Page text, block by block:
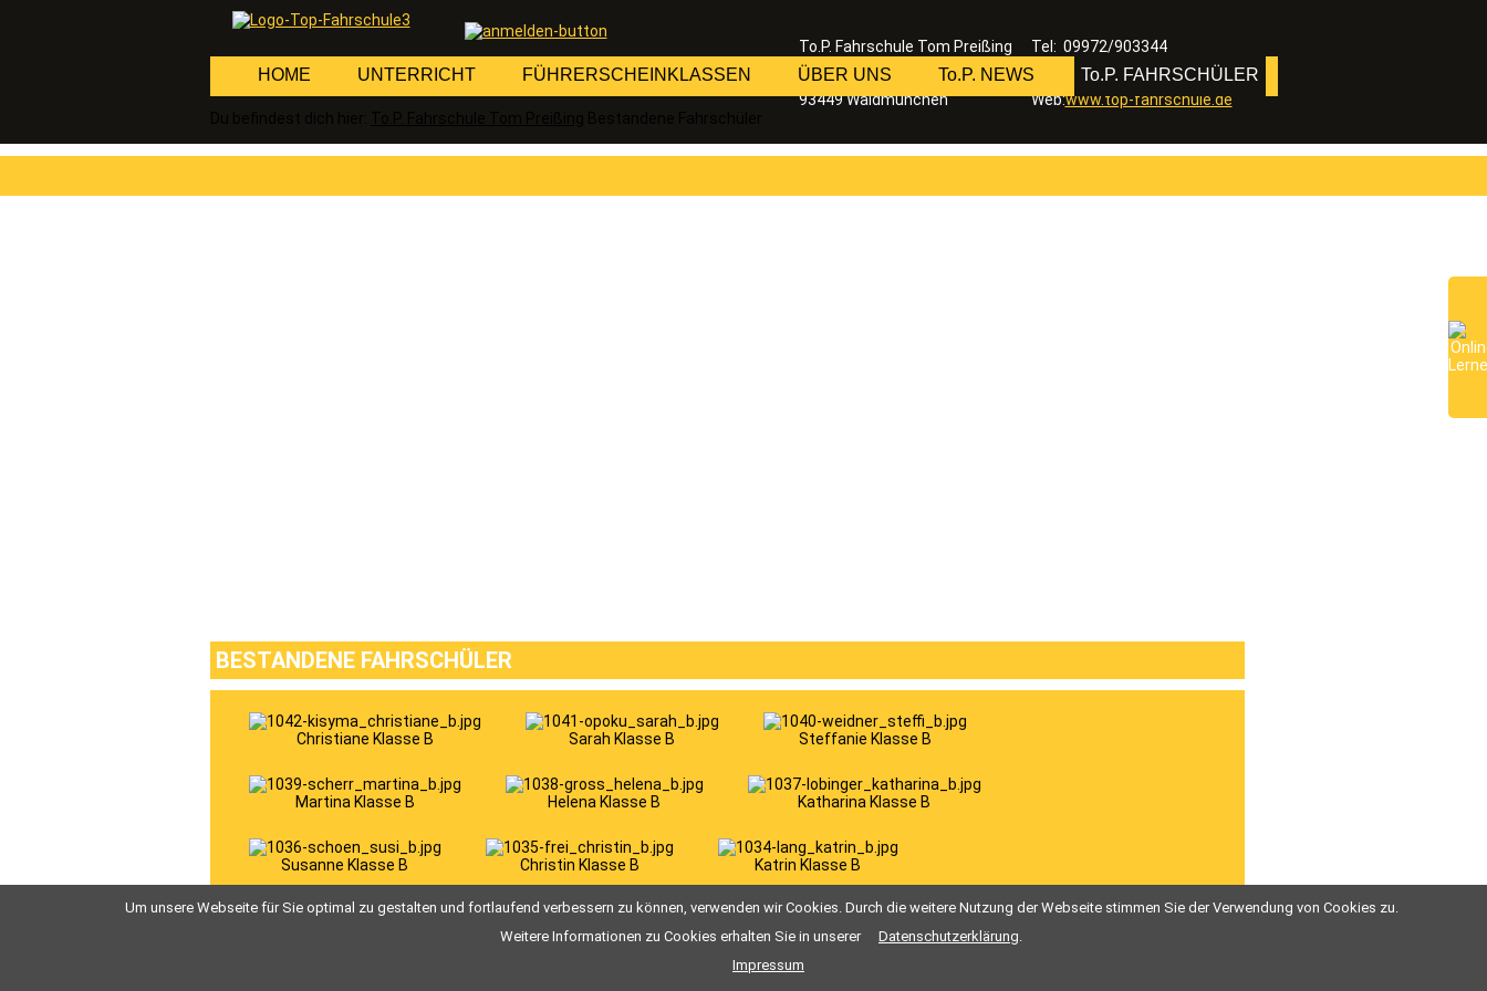
To.P. Fahrschule Tom Preißing
Inhaber: Thomas Preißing
Bahnhofstraße 20
93449 Waldmünchen
Tel: 09972/903344
Fax: 09972/903391
E-Mail: info@top-fahrschule.de
Web:www.top-fahrschule.de
Navigation
überspringen
HOME UNTERRICHT FÜHRERSCHEINKLASSEN ÜBER UNS To.P. NEWS To.P. FAHRSCHÜLER
BESTANDENE FAHRSCHÜLER
Christiane Klasse B Sarah Klasse B Steffanie Klasse B
Martina Klasse B Helena Klasse B Katharina Klasse B
Susanne Klasse B Christin Klasse B
Katrin Klasse B
« Anfang
Vorwärts 8765432 Zurück
Ende »
Um unsere Webseite für Sie optimal zu gestalten und fortlaufend verbessern zu können, verwenden wir Cookies. Durch die weitere Nutzung der Webseite stimmen Sie der Verwendung von Cookies zu.
Weitere Informationen zu Cookies erhalten Sie in unserer
Datenschutzerklärung.
Impressum